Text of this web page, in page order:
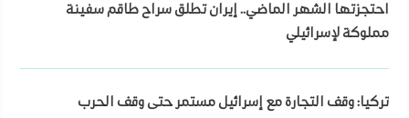
احتجزتها الشهر الماضي.. إيران تطلق سراح طاقم سفينة
مملوكة لإسرائيلي
تركيا: وقف التجارة مع إسرائيل مستمر حتى وقف الحرب